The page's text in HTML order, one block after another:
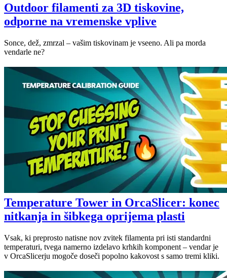
Outdoor filamenti za 3D tiskovine,
odporne na vremenske vplive
Sonce, dež, zmrzal – vašim tiskovinam je vseeno. Ali pa morda
vendarle ne?
Temperature Tower in OrcaSlicer: konec
nitkanja in šibkega oprijema plasti
Vsak, ki preprosto natisne nov zvitek filamenta pri isti standardni
temperaturi, tvega namerno izdelavo krhkih komponent – vendar je
v OrcaSlicerju mogoče doseči popolno kakovost s samo tremi kliki.